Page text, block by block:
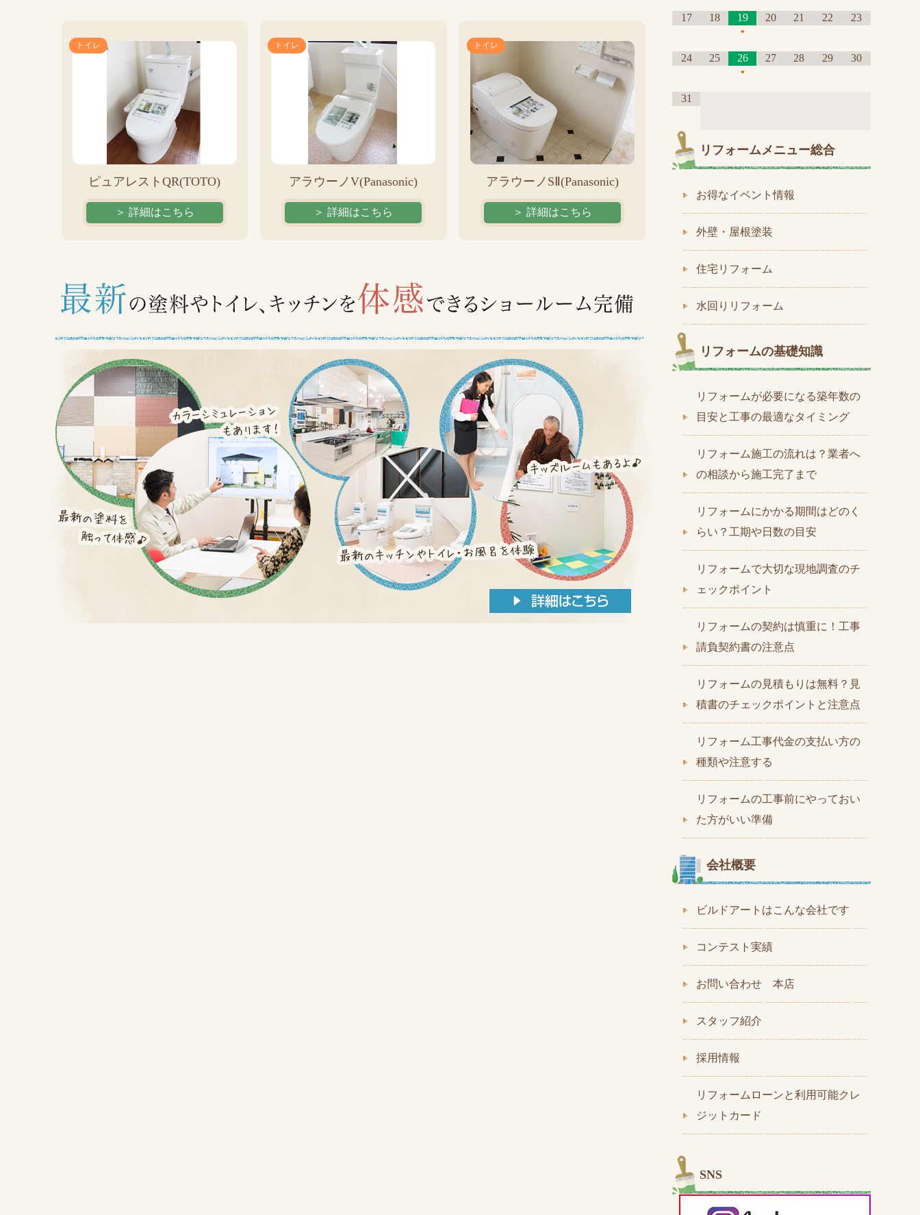
トイレ
ピュアレストQR(TOTO)
＞ 詳細はこちら
トイレ
アラウーノV(Panasonic)
＞ 詳細はこちら
トイレ
アラウーノSⅡ(Panasonic)
＞ 詳細はこちら
17 18
19
•
20 21 22 23
24 25
26
•
27 28 29 30
31
リフォームメニュー総合
お得なイベント情報
外壁・屋根塗装
住宅リフォーム
水回りリフォーム
リフォームの基礎知識
リフォームが必要になる築年数の
目安と工事の最適なタイミング
リフォーム施工の流れは？業者へ
の相談から施工完了まで
リフォームにかかる期間はどのく
らい？工期や日数の目安
リフォームで大切な現地調査のチ
ェックポイント
リフォームの契約は慎重に！工事
請負契約書の注意点
リフォームの見積もりは無料？見
積書のチェックポイントと注意点
リフォーム工事代金の支払い方の
種類や注意する
リフォームの工事前にやっておい
た方がいい準備
会社概要
ビルドアートはこんな会社です
コンテスト実績
お問い合わせ 本店
スタッフ紹介
採用情報
リフォームローンと利用可能クレ
ジットカード
SNS